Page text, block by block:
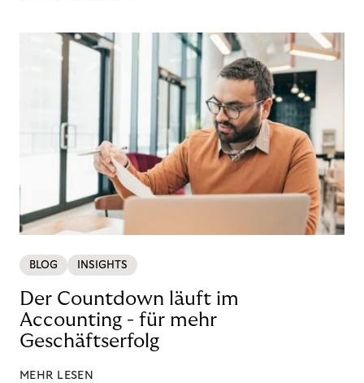
BLOG INSIGHTS
Der Countdown läuft im
Accounting - für mehr
Geschäftserfolg
MEHR LESEN